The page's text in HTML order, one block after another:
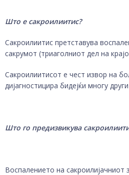
Што е сакроилиитис?
Сакроилиитис претставува
сакрумот (триаголниот дел на
Сакроилиитисот е чест извор на
дијагностицира бидејќи многу
Што го предизвикува
Воспалението на сакроилијачниот